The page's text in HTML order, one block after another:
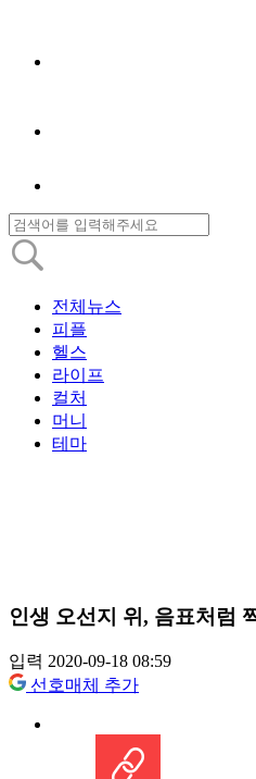
전체뉴스
피플
헬스
라이프
컬처
머니
테마
인생 오선지 위, 음표처럼
입력 2020-09-18 08:59
선호매체 추가